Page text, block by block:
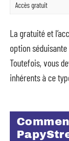
Accès gratuit
La gratuité et
option
Toutefois, vous
inhérents à ce